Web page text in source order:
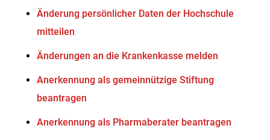
Änderung persönlicher Daten der Hochschule
mitteilen
Änderungen an die Krankenkasse melden
Anerkennung als gemeinnützige Stiftung
beantragen
Anerkennung als Pharmaberater beantragen